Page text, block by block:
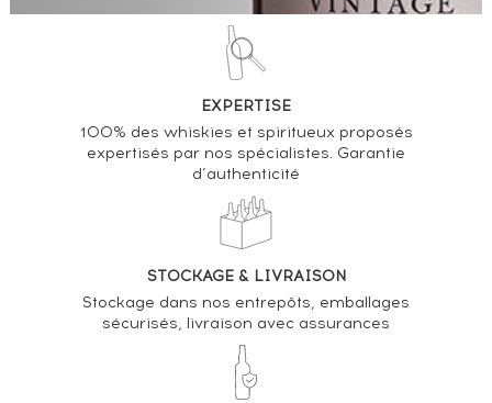
EXPERTISE
100% des whiskies et spiritueux proposés
expertisés par nos spécialistes. Garantie
d’authenticité
STOCKAGE & LIVRAISON
Stockage dans nos entrepôts, emballages
sécurisés, livraison avec assurances